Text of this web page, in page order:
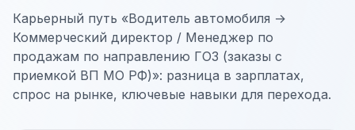
Карьерный путь «Водитель автомобиля →
Коммерческий директор / Менеджер по
продажам по направлению ГОЗ (заказы с
приемкой ВП МО РФ)»: разница в зарплатах,
спрос на рынке, ключевые навыки для перехода.